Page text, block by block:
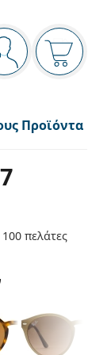
πλοήγησης
Είστε
Το
Προϊόντα
πελάτες